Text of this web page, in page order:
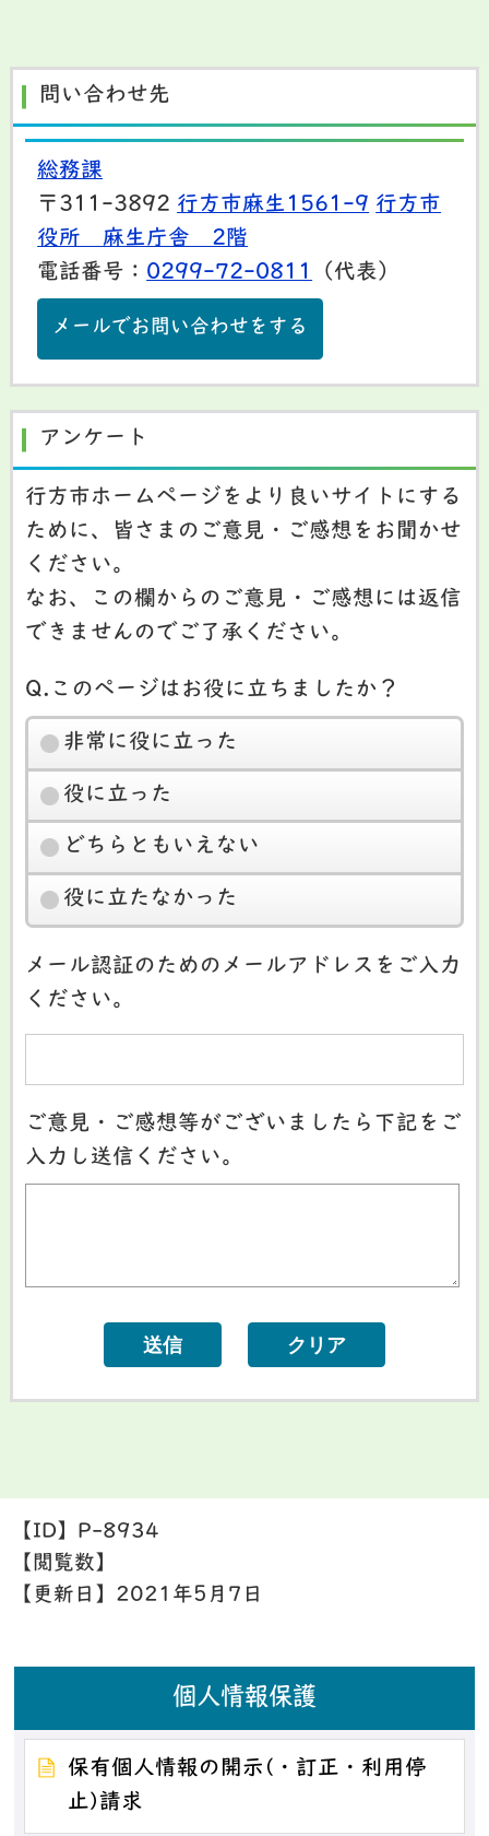
問い合わせ先
総務課
〒311-3892 行方市麻生1561-9 行方市
役所 麻生庁舎 2階
電話番号： 0299-72-0811 （代表）
メールでお問い合わせをする
アンケート
行方市ホームページをより良いサイトにする
ために、皆さまのご意見・ご感想をお聞かせ
ください。
なお、この欄からのご意見・ご感想には返信
できませんのでご了承ください。
Q.このページはお役に立ちましたか？
非常に役に立った
役に立った
どちらともいえない
役に立たなかった
メール認証のためのメールアドレスをご入力
ください。
ご意見・ご感想等がございましたら下記をご
入力し送信ください。
【ID】 P-8934
【閲覧数】
【更新日】 2021年5月7日
個人情報保護
保有個人情報の開示(・訂正・利用停
止)請求